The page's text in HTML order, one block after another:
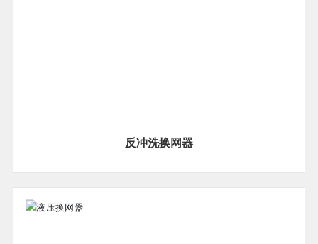
反冲洗换网器